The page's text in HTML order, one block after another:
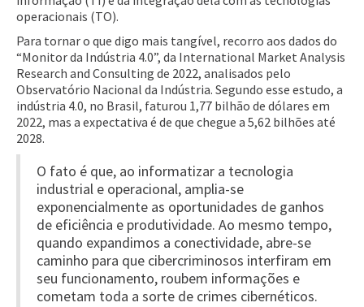
operacionais (TO).
Para tornar o que digo mais tangível, recorro aos dados do
“Monitor da Indústria 4.0”, da International Market Analysis
Research and Consulting de 2022, analisados pelo
Observatório Nacional da Indústria. Segundo esse estudo, a
indústria 4.0, no Brasil, faturou 1,77 bilhão de dólares em
2022, mas a expectativa é de que chegue a 5,62 bilhões até
2028.
O fato é que, ao informatizar a tecnologia
industrial e operacional, amplia-se
exponencialmente as oportunidades de ganhos
de eficiência e produtividade. Ao mesmo tempo,
quando expandimos a conectividade, abre-se
caminho para que cibercriminosos interfiram em
seu funcionamento, roubem informações e
cometam toda a sorte de crimes cibernéticos.